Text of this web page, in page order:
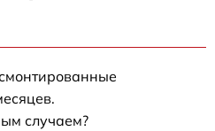
случаем?